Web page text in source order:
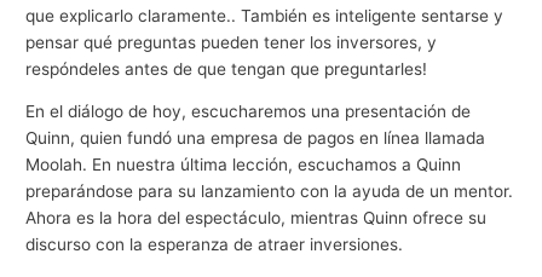
que explicarlo claramente.. También es inteligente sentarse y
pensar qué preguntas pueden tener los inversores, y
respóndeles antes de que tengan que preguntarles!
En el diálogo de hoy, escucharemos una presentación de
Quinn, quien fundó una empresa de pagos en línea llamada
Moolah. En nuestra última lección, escuchamos a Quinn
preparándose para su lanzamiento con la ayuda de un mentor.
Ahora es la hora del espectáculo, mientras Quinn ofrece su
discurso con la esperanza de atraer inversiones.